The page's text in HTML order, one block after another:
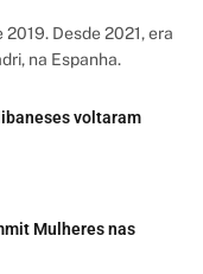
Desde 2021, era
na Espanha.
voltaram
Mulheres nas